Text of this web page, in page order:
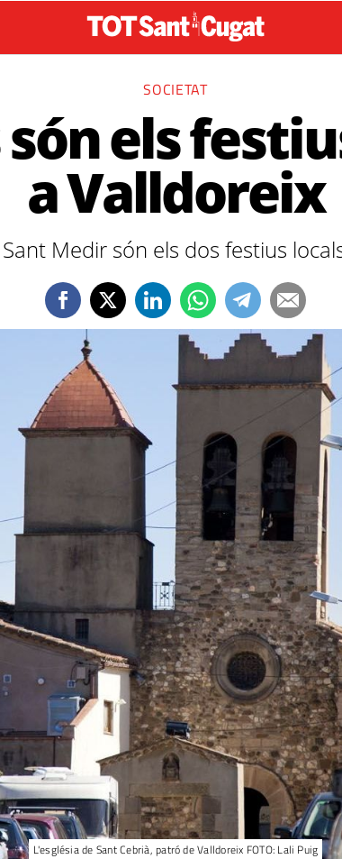
SOCIETAT
els
a Valldoreix
Medir són els dos festius
L'església de Sant Cebrià, patró de Valldoreix FOTO: Lali Puig